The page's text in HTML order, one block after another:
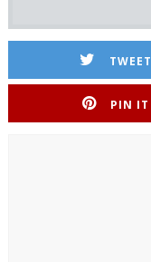
TWEET
PIN IT